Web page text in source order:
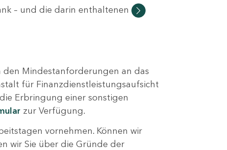
– und die darin enthaltenen
den Mindestanforderungen an das
für Finanzdienstleistungsaufsicht
Erbringung einer sonstigen
zur Verfügung.
vornehmen. Können wir
wir Sie über die Gründe der